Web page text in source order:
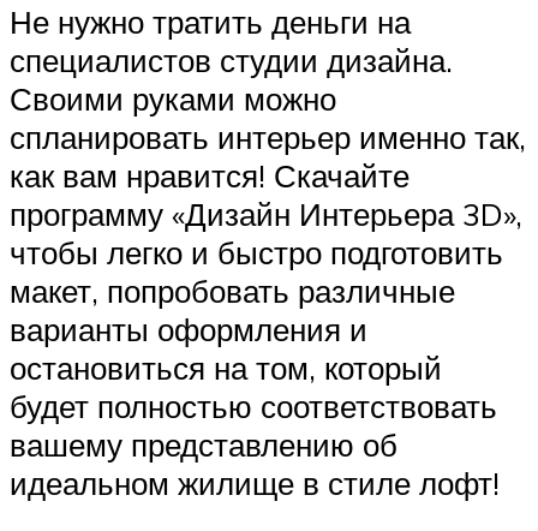
Не нужно тратить деньги на
специалистов студии дизайна.
Своими руками можно
спланировать интерьер именно так,
как вам нравится! Скачайте
программу «Дизайн Интерьера 3D»,
чтобы легко и быстро подготовить
макет, попробовать различные
варианты оформления и
остановиться на том, который
будет полностью соответствовать
вашему представлению об
идеальном жилище в стиле лофт!